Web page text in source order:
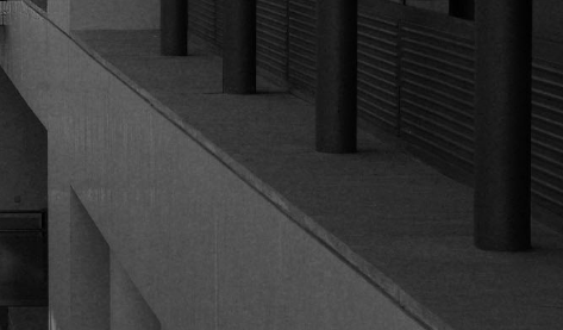
conocimiento
abierto